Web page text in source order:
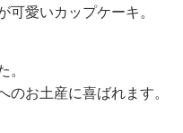
愛いカップケーキ。
お土産に喜ばれます。